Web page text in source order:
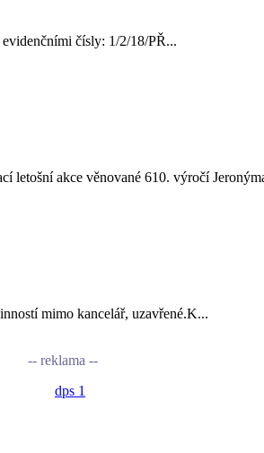
čísly: 1/2/18/PŘ...
letošní akce věnované 610. výročí
mimo kancelář, uzavřené.K...
-- reklama --